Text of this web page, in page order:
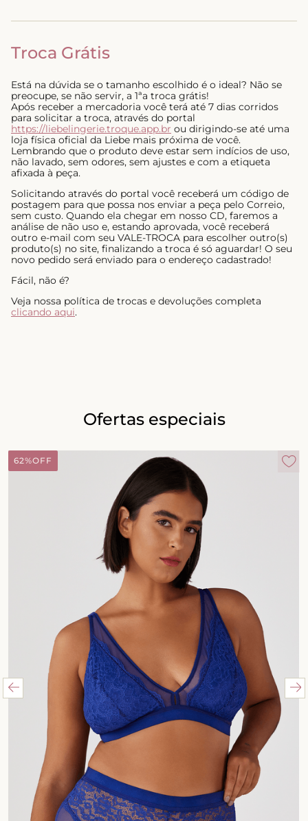
Troca Grátis
Está na dúvida se o tamanho escolhido é o ideal? Não se
preocupe, se não servir, a 1ªa troca grátis!
Após receber a mercadoria você terá até 7 dias corridos
para solicitar a troca, através do portal
https://liebelingerie.troque.app.br ou dirigindo-se até uma
loja física oficial da Liebe mais próxima de você.
Lembrando que o produto deve estar sem indícios de uso,
não lavado, sem odores, sem ajustes e com a etiqueta
afixada à peça.
Solicitando através do portal você receberá um código de
postagem para que possa nos enviar a peça pelo Correio,
sem custo. Quando ela chegar em nosso CD, faremos a
análise de não uso e, estando aprovada, você receberá
outro e-mail com seu VALE-TROCA para escolher outro(s)
produto(s) no site, finalizando a troca é só aguardar! O seu
novo pedido será enviado para o endereço cadastrado!
Fácil, não é?
Veja nossa política de trocas e devoluções completa
clicando aqui.
Ofertas especiais
62%OFF